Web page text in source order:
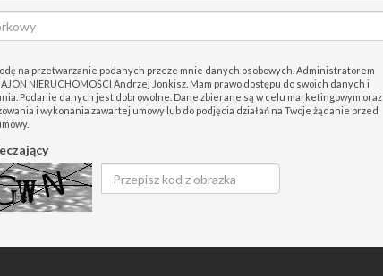
na przetwarzanie podanych przeze mnie danych osobowych. Administratorem
NIERUCHOMOŚCI Andrzej Jonkisz. Mam prawo dostępu do swoich danych i
Podanie danych jest dobrowolne. Dane zbierane są w celu marketingowym oraz
i wykonania zawartej umowy lub do podjęcia działań na Twoje żądanie przed